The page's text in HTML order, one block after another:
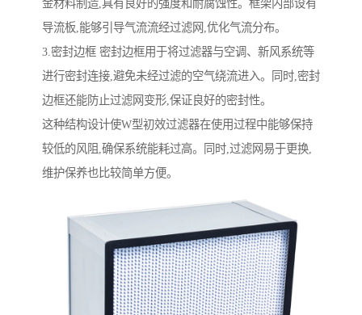
金材料制造,具有良好的强度和耐腐蚀性。框架内部设有
导流板,能够引导气流流经过滤网,优化气流分布。
3.密封边框 密封边框用于将过滤器与空调、新风系统等
进行密封连接,避免未经过滤的空气绕流进入。同时,密封
边框还能防止过滤网变形,保证良好的密封性。
这种结构设计使W型初效过滤器在使用过程中能够保持
较低的风阻,确保系统能耗过高。同时,过滤网易于更换,
维护保养也比较简单方便。